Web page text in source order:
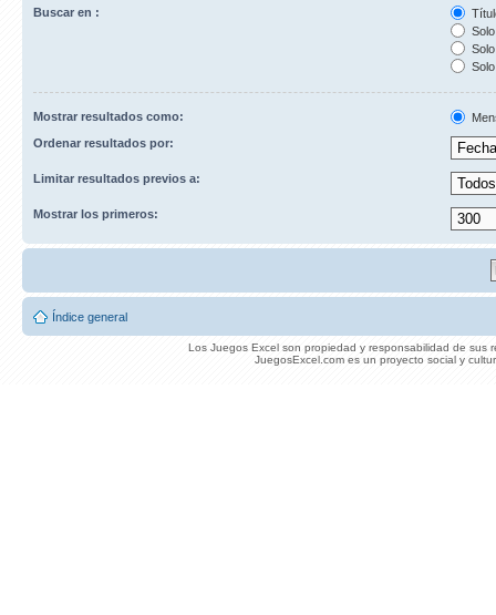
Buscar en :
Mostrar resultados como:
Ordenar resultados por:
Limitar resultados previos a:
Mostrar los primeros:
Índice general
Los Juegos Excel son propiedad y responsabilidad de sus
JuegosExcel.com es un proyecto social y